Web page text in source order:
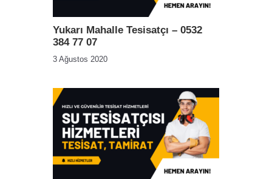
Yukarı Mahalle Tesisatçı – 0532
384 77 07
3 Ağustos 2020